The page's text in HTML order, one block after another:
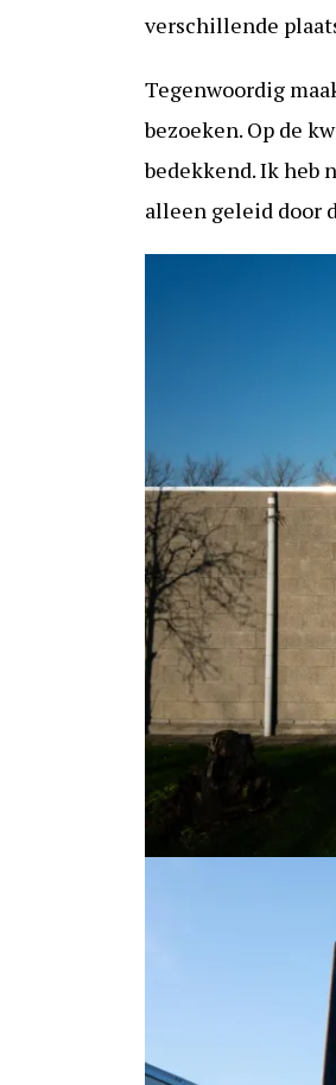
verschillende
Tegenwoordig
bezoeken. Op de
bedekkend. Ik heb
alleen geleid door